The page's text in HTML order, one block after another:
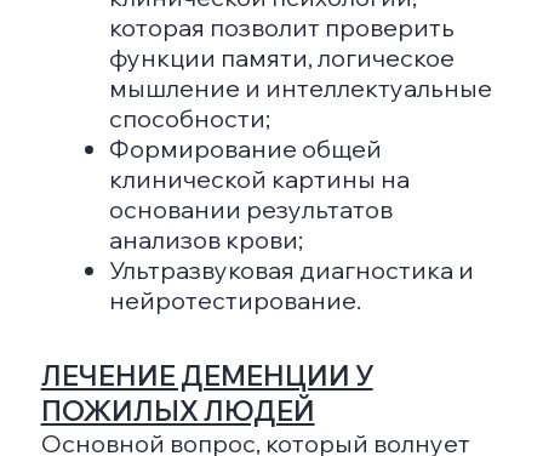
социальной политики в
здравоохранении,
направленной на уменьшение
последствий гипертонии;
Пропаганду физической и
умственной активности на
протяжении всей жизни;
Выявление факторов риска,
связанных с потерей слуха и
зрения;
Предупреждение возможности
получения черепно-мозговых
травм;
Экологическую
осведомленность;
Привлечение внимания к
правильному питанию и заботе
о физическом и эмоциональном
состоянии.